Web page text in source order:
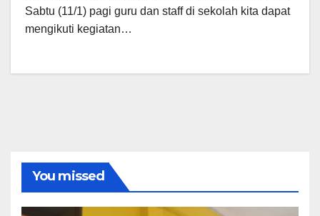
Sabtu (11/1) pagi guru dan staff di sekolah kita dapat
mengikuti kegiatan…
You missed